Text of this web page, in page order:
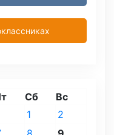
Сб Вс
1
2